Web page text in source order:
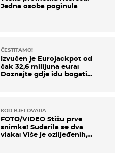
Jedna osoba poginula
ČESTITAMO!
Izvučen je Eurojackpot od
čak 32,6 milijuna eura:
Doznajte gdje idu bogati
KOD BJELOVARA
FOTO/VIDEO Stižu prve
snimke! Sudarila se dva
vlaka: Više je ozlijeđenih,